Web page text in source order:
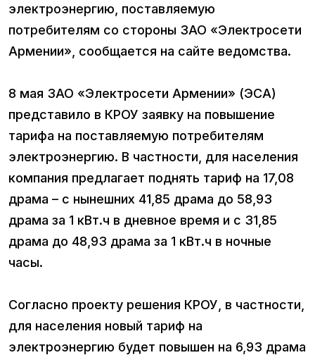
электроэнергию, поставляемую
потребителям со стороны ЗАО «Электросети
Армении», сообщается на сайте ведомства.
8 мая ЗАО «Электросети Армении» (ЭСА)
представило в КРОУ заявку на повышение
тарифа на поставляемую потребителям
электроэнергию. В частности, для населения
компания предлагает поднять тариф на 17,08
драма – с нынешних 41,85 драма до 58,93
драма за 1 кВт.ч в дневное время и с 31,85
драма до 48,93 драма за 1 кВт.ч в ночные
часы.
Согласно проекту решения КРОУ, в частности,
для населения новый тариф на
электроэнергию будет повышен на 6,93 драма